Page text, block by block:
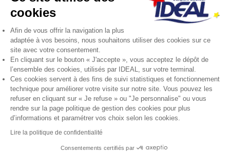
MENTIONS LÉGALES
COMPOSITION DES PRODUITS
FICHE PRODUIT RELATIVE AUX QUALITÉS
OU CARACTÉRISTIQUES
ENVIRONNEMENTALES
REJOINDRE LA COMMUNAUTÉ
cookies
Afin de vous offrir la navigation la plus
adaptée à vos besoins, nous souhaitons utiliser des cookies sur ce
site avec votre consentement.
En cliquant sur le bouton « J'accepte », vous acceptez le dépôt de
l’ensemble des cookies, utilisés par IDEAL, sur votre terminal.
Ces cookies servent à des fins de suivi statistiques et fonctionnement
technique pour améliorer votre visite sur notre site. Vous pouvez les
refuser en cliquant sur « Je refuse » ou "Je personnalise" ou vous
rendre sur la page politique de gestion des cookies pour plus
d’informations et paramétrer vos choix selon les cookies.
Lire la politique de confidentialité
Consentements certifiés par